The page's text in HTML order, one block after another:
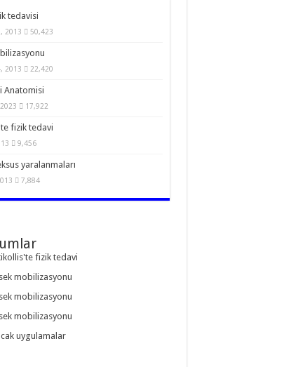
tedavisi
2013 50,423
2013 22,420
Anatomisi
17,922
fizik tedavi
9,456
yaralanmaları
7,884
fizik tedavi
mobilizasyonu
mobilizasyonu
mobilizasyonu
uygulamalar